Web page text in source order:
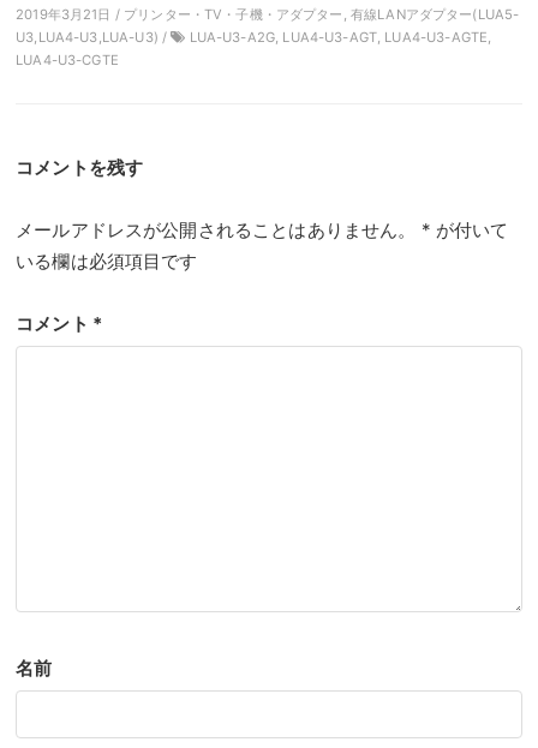
2019年3月21日 / プリンター・TV・子機・アダプター, 有線LANアダプター(LUA5-
U3,LUA4-U3,LUA-U3) /
LUA-U3-A2G, LUA4-U3-AGT, LUA4-U3-AGTE,
LUA4-U3-CGTE
コメントを残す
メールアドレスが公開されることはありません。 * が付いて
いる欄は必須項目です
コメント *
名前